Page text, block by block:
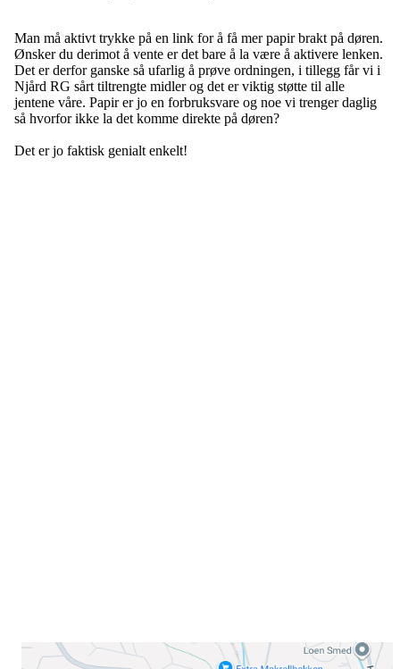
Man må aktivt trykke på en link for å få mer papir brakt på døren.
Ønsker du derimot å vente er det bare å la være å aktivere lenken.
Det er derfor ganske så ufarlig å prøve ordningen, i tillegg får vi i
Njård RG sårt tiltrengte midler og det er viktig støtte til alle
jentene våre. Papir er jo en forbruksvare og noe vi trenger daglig
så hvorfor ikke la det komme direkte på døren?
Det er jo faktisk genialt enkelt!